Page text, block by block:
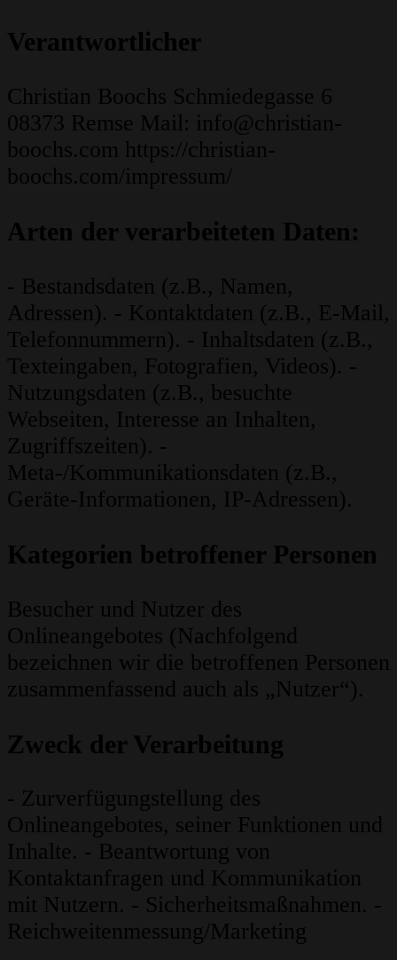
Verantwortlicher
Christian Boochs Schmiedegasse 6
08373 Remse Mail: info@christian-
boochs.com https://christian-
boochs.com/impressum/
Arten der verarbeiteten Daten:
- Bestandsdaten (z.B., Namen,
Adressen). - Kontaktdaten (z.B., E-Mail,
Telefonnummern). - Inhaltsdaten (z.B.,
Texteingaben, Fotografien, Videos). -
Nutzungsdaten (z.B., besuchte
Webseiten, Interesse an Inhalten,
Zugriffszeiten). -
Meta-/Kommunikationsdaten (z.B.,
Geräte-Informationen, IP-Adressen).
Kategorien betroffener Personen
Besucher und Nutzer des
Onlineangebotes (Nachfolgend
bezeichnen wir die betroffenen Personen
zusammenfassend auch als „Nutzer“).
Zweck der Verarbeitung
- Zurverfügungstellung des
Onlineangebotes, seiner Funktionen und
Inhalte. - Beantwortung von
Kontaktanfragen und Kommunikation
mit Nutzern. - Sicherheitsmaßnahmen. -
Reichweitenmessung/Marketing